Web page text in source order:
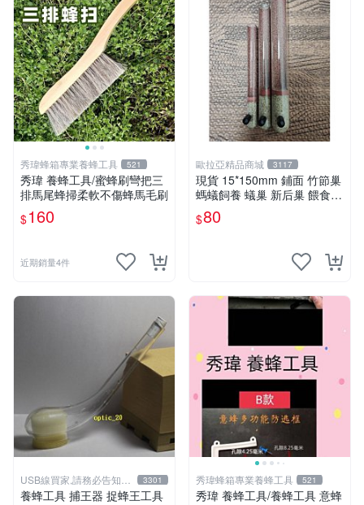
秀瑋蜂箱專業養蜂工具 521
秀瑋 養蜂工具/蜜蜂刷彎把三
排馬尾蜂掃柔軟不傷蜂馬毛刷
$160
近期銷量4件
歐拉亞精品商城 3117
現貨 15*150mm 鋪面 竹節巢
螞蟻飼養 蟻巢 新后巢 餵食區
試管巢 (生態蟻窩 螞蟻家園
螞蟻工坊)
$80
USB線買家,請務必告知相
機型號
3301
養蜂工具 捕王器 捉蜂王工具
秀瑋蜂箱專業養蜂工具 521
秀瑋 養蜂工具/養蜂工具 意蜂